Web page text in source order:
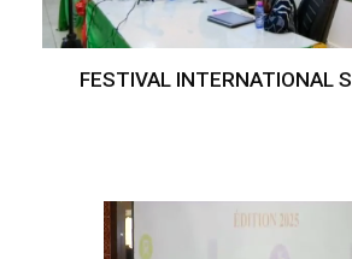
FESTIVAL INTERNATIONAL